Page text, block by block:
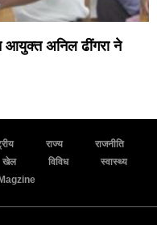
आयुक्त अनिल ढींगरा ने
राज्य
राजनीति
खेल विविध
स्वास्थ्य